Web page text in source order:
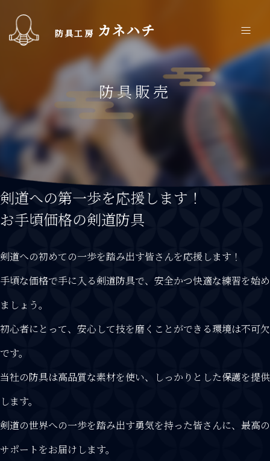
防具工房 カネハチ
防具販売
剣道への第一歩を応援します！
お手頃価格の剣道防具
剣道への初めての一歩を踏み出す皆さんを応援します！
手頃な価格で手に入る剣道防具で、安全かつ快適な練習を始め
ましょう。
初心者にとって、安心して技を磨くことができる環境は不可欠
です。
当社の防具は高品質な素材を使い、しっかりとした保護を提供
します。
剣道の世界への一歩を踏み出す勇気を持った皆さんに、最高の
サポートをお届けします。